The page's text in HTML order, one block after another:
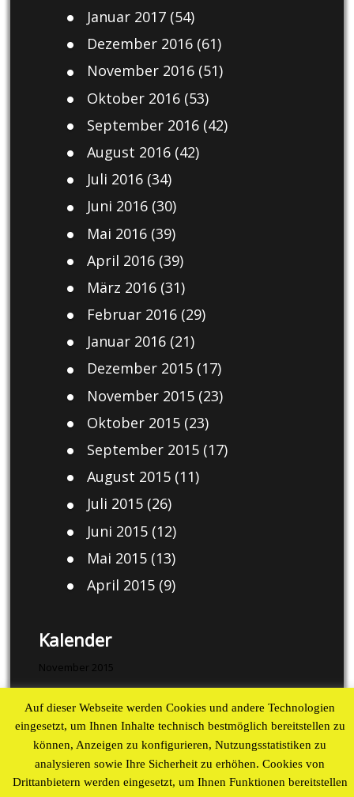
Januar 2017(54)
Dezember 2016(61)
November 2016(51)
Oktober 2016(53)
September 2016(42)
August 2016(42)
Juli 2016(34)
Juni 2016(30)
Mai 2016(39)
April 2016(39)
März 2016(31)
Februar 2016(29)
Januar 2016(21)
Dezember 2015(17)
November 2015(23)
Oktober 2015(23)
September 2015(17)
August 2015(11)
Juli 2015(26)
Juni 2015(12)
Mai 2015(13)
April 2015(9)
Kalender
November 2015
M D M D
S
1
2
3 4 5 6
8
9
10 11 12 13 14
15
16
17 18 19 20 21
22
Auf dieser Webseite werden Cookies und andere Technologien
eingesetzt, um Ihnen Inhalte technisch bestmöglich bereitstellen zu
können, Anzeigen zu konfigurieren, Nutzungsstatistiken zu
analysieren sowie Ihre Sicherheit zu erhöhen. Cookies von
Drittanbietern werden eingesetzt, um Ihnen Funktionen bereitstellen